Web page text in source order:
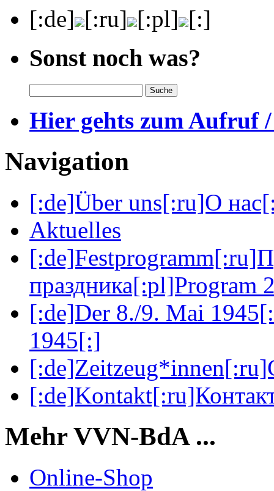
[:de] [:ru] [:pl] [:]
Sonst noch was?
Hier gehts zum Aufruf
Navigation
[:de]Über uns[:ru]О
Aktuelles
праздника[:pl]Program
[:de]Der 8./9. Mai
1945[:]
Mehr VVN-BdA ...
Online-Shop